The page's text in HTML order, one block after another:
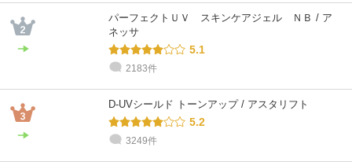
パーフェクトＵＶ スキンケアジェル ＮＢ / ア
ネッサ
5.1
2183件
D-UVシールド トーンアップ / アスタリフト
5.2
3249件